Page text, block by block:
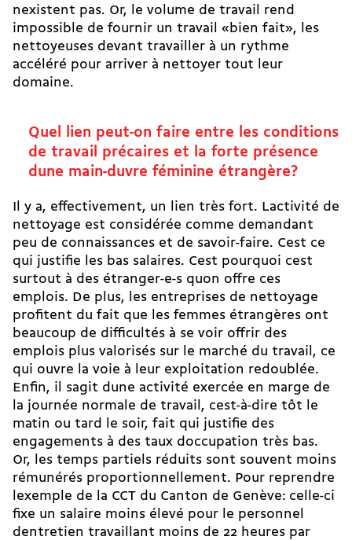
nexistent pas. Or, le volume de travail rend
impossible de fournir un travail «bien fait», les
nettoyeuses devant travailler à un rythme
accéléré pour arriver à nettoyer tout leur
domaine.
Quel lien peut-on faire entre les conditions
de travail précaires et la forte présence
dune main-duvre féminine étrangère?
Il y a, effectivement, un lien très fort. Lactivité de
nettoyage est considérée comme demandant
peu de connaissances et de savoir-faire. Cest ce
qui justifie les bas salaires. Cest pourquoi cest
surtout à des étranger-e-s quon offre ces
emplois. De plus, les entreprises de nettoyage
profitent du fait que les femmes étrangères ont
beaucoup de difficultés à se voir offrir des
emplois plus valorisés sur le marché du travail, ce
qui ouvre la voie à leur exploitation redoublée.
Enfin, il sagit dune activité exercée en marge de
la journée normale de travail, cest-à-dire tôt le
matin ou tard le soir, fait qui justifie des
engagements à des taux doccupation très bas.
Or, les temps partiels réduits sont souvent moins
rémunérés proportionnellement. Pour reprendre
lexemple de la CCT du Canton de Genève: celle-ci
fixe un salaire moins élevé pour le personnel
dentretien travaillant moins de 22 heures par